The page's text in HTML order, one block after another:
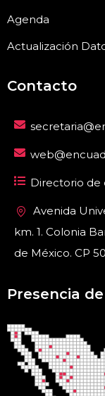
Agenda
Actualización
Contacto
Directorio de
Avenida
km. 1. Colonia
de México. CP
Presencia